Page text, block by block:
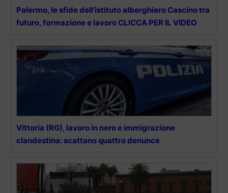
Palermo, le sfide dell’istituto alberghiero Cascino tra
futuro, formazione e lavoro CLICCA PER IL VIDEO
Vittoria (RG), lavoro in nero e immigrazione
clandestina: scattano quattro denunce